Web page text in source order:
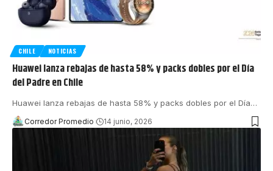
CHILE NOTICIAS
Huawei lanza rebajas de hasta 58% y packs dobles por el Día
del Padre en Chile
Huawei lanza rebajas de hasta 58% y packs dobles por el Día…
Corredor Promedio 14 junio, 2026